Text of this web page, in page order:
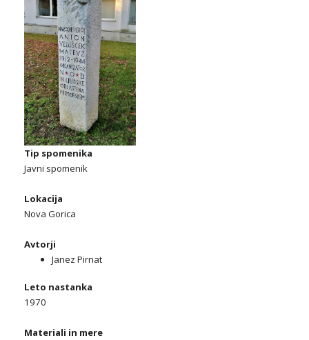
Tip spomenika
Javni spomenik
Lokacija
Nova Gorica
Avtorji
Janez Pirnat
Leto nastanka
1970
Materiali in mere